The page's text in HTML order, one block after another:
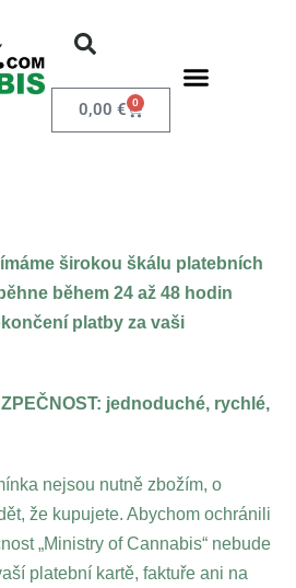
0,00 € 0
širokou škálu platebních
během 24 až 48 hodin
platby za vaši
jednoduché, rychlé,
nejsou nutně zbožím, o
že kupujete. Abychom ochránili
„Ministry of Cannabis“ nebude
platební kartě, faktuře ani na